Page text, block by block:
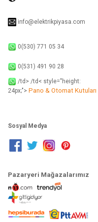
info@elektrikpiyasa.com
0(530) 771 05 34
0(531) 491 90 28
/td> /td< style="height:
24px;"> Pano & Otomat Kutuları
Sosyal Medya
Pazaryeri Mağazalarımız